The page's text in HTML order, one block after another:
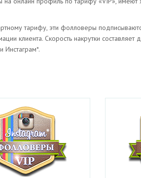
тарифу, эти фолловеры
клиента. Скорость накрутки
Инстаграм*.